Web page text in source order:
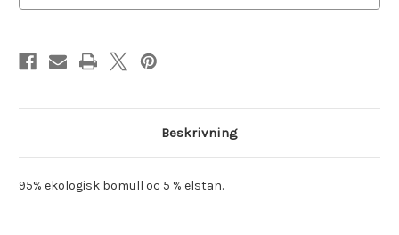
Beskrivning
95% ekologisk bomull oc 5 % elstan.